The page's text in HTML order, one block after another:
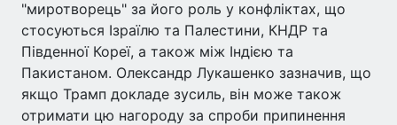
"миротворець" за його роль у конфліктах, що
стосуються Ізраїлю та Палестини, КНДР та
Південної Кореї, а також між Індією та
Пакистаном. Олександр Лукашенко зазначив, що
якщо Трамп докладе зусиль, він може також
отримати цю нагороду за спроби припинення